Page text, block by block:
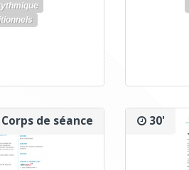
Corps de séance 30'